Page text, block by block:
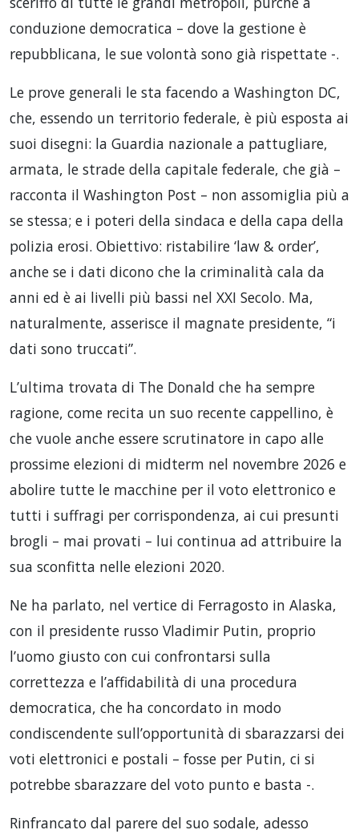
conduzione democratica – dove la gestione è
repubblicana, le sue volontà sono già rispettate -.
Le prove generali le sta facendo a Washington DC,
che, essendo un territorio federale, è più esposta ai
suoi disegni: la Guardia nazionale a pattugliare,
armata, le strade della capitale federale, che già –
racconta il Washington Post – non assomiglia più a
se stessa; e i poteri della sindaca e della capa della
polizia erosi. Obiettivo: ristabilire ‘law & order’,
anche se i dati dicono che la criminalità cala da
anni ed è ai livelli più bassi nel XXI Secolo. Ma,
naturalmente, asserisce il magnate presidente, “i
dati sono truccati”.
L’ultima trovata di The Donald che ha sempre
ragione, come recita un suo recente cappellino, è
che vuole anche essere scrutinatore in capo alle
prossime elezioni di midterm nel novembre 2026 e
abolire tutte le macchine per il voto elettronico e
tutti i suffragi per corrispondenza, ai cui presunti
brogli – mai provati – lui continua ad attribuire la
sua sconfitta nelle elezioni 2020.
Ne ha parlato, nel vertice di Ferragosto in Alaska,
con il presidente russo Vladimir Putin, proprio
l’uomo giusto con cui confrontarsi sulla
correttezza e l’affidabilità di una procedura
democratica, che ha concordato in modo
condiscendente sull’opportunità di sbarazzarsi dei
voti elettronici e postali – fosse per Putin, ci si
potrebbe sbarazzare del voto punto e basta -.
Rinfrancato dal parere del suo sodale, adesso